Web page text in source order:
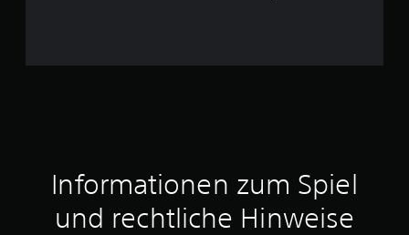
e
u
s
Informationen zum Spiel
und rechtliche Hinweise